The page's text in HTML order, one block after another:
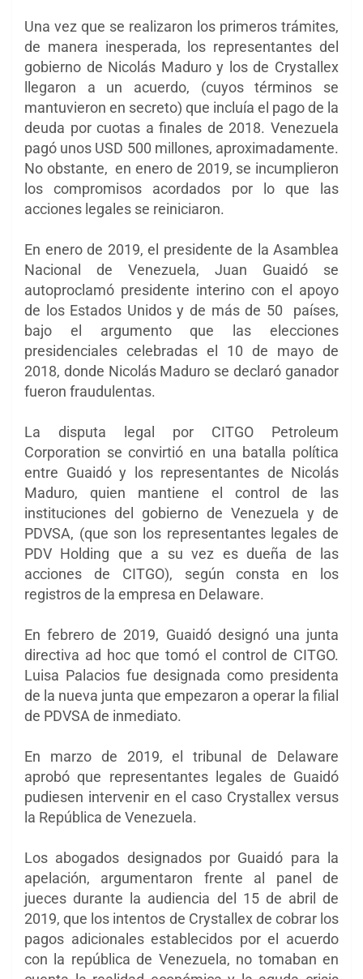
Una vez que se realizaron los primeros trámites,
de manera inesperada, los representantes del
gobierno de Nicolás Maduro y los de Crystallex
llegaron a un acuerdo, (cuyos términos se
mantuvieron en secreto) que incluía el pago de la
deuda por cuotas a finales de 2018. Venezuela
pagó unos USD 500 millones, aproximadamente.
No obstante, en enero de 2019, se incumplieron
los compromisos acordados por lo que las
acciones legales se reiniciaron.
En enero de 2019, el presidente de la Asamblea
Nacional de Venezuela, Juan Guaidó se
autoproclamó presidente interino con el apoyo
de los Estados Unidos y de más de 50 países,
bajo el argumento que las elecciones
presidenciales celebradas el 10 de mayo de
2018, donde Nicolás Maduro se declaró ganador
fueron fraudulentas.
La disputa legal por CITGO Petroleum
Corporation se convirtió en una batalla política
entre Guaidó y los representantes de Nicolás
Maduro, quien mantiene el control de las
instituciones del gobierno de Venezuela y de
PDVSA, (que son los representantes legales de
PDV Holding que a su vez es dueña de las
acciones de CITGO), según consta en los
registros de la empresa en Delaware.
En febrero de 2019, Guaidó designó una junta
directiva ad hoc que tomó el control de CITGO.
Luisa Palacios fue designada como presidenta
de la nueva junta que empezaron a operar la filial
de PDVSA de inmediato.
En marzo de 2019, el tribunal de Delaware
aprobó que representantes legales de Guaidó
pudiesen intervenir en el caso Crystallex versus
la República de Venezuela.
Los abogados designados por Guaidó para la
apelación, argumentaron frente al panel de
jueces durante la audiencia del 15 de abril de
2019, que los intentos de Crystallex de cobrar los
pagos adicionales establecidos por el acuerdo
con la república de Venezuela, no tomaban en